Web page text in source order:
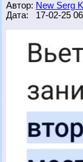
Автор: New Serg
Дата: 17-02-25